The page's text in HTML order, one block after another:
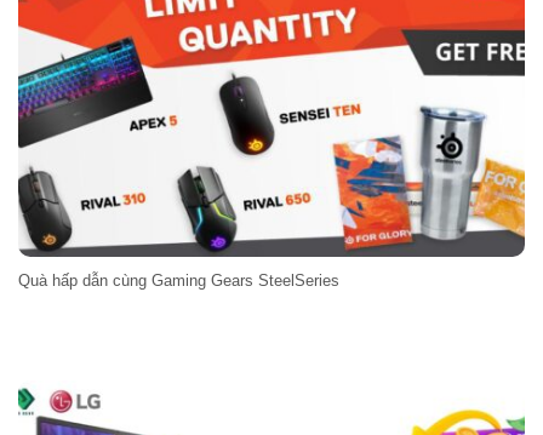
Quà hấp dẫn cùng Gaming Gears SteelSeries